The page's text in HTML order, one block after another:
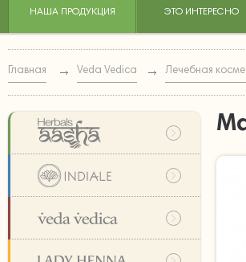
НАША ПРОДУКЦИЯ ЭТО ИНТЕРЕСНО
Главная Veda Vedica Лечебная